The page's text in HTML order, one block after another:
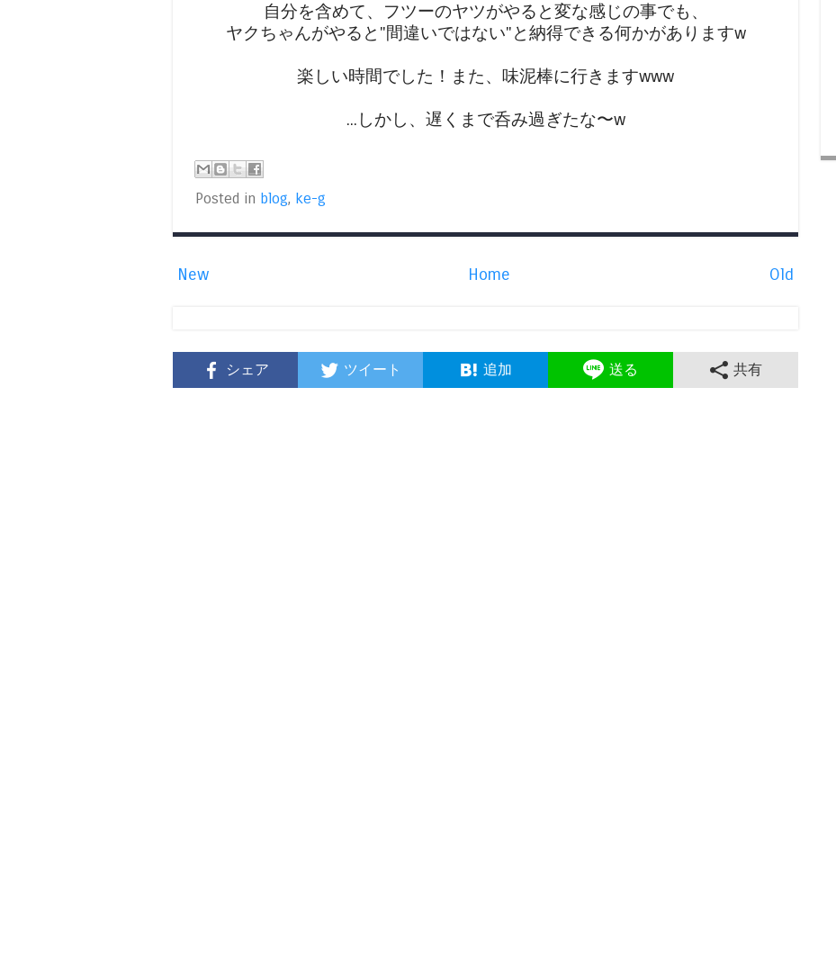
自分を含めて、フツーのヤツがやると変な感じの事でも、
ヤクちゃんがやると"間違いではない"と納得できる何かがありますw
楽しい時間でした！また、味泥棒に行きますwww
...しかし、遅くまで呑み過ぎたな〜w
Posted in blog, ke-g
New Old
Home
シェア ツイート 追加 送る 共有